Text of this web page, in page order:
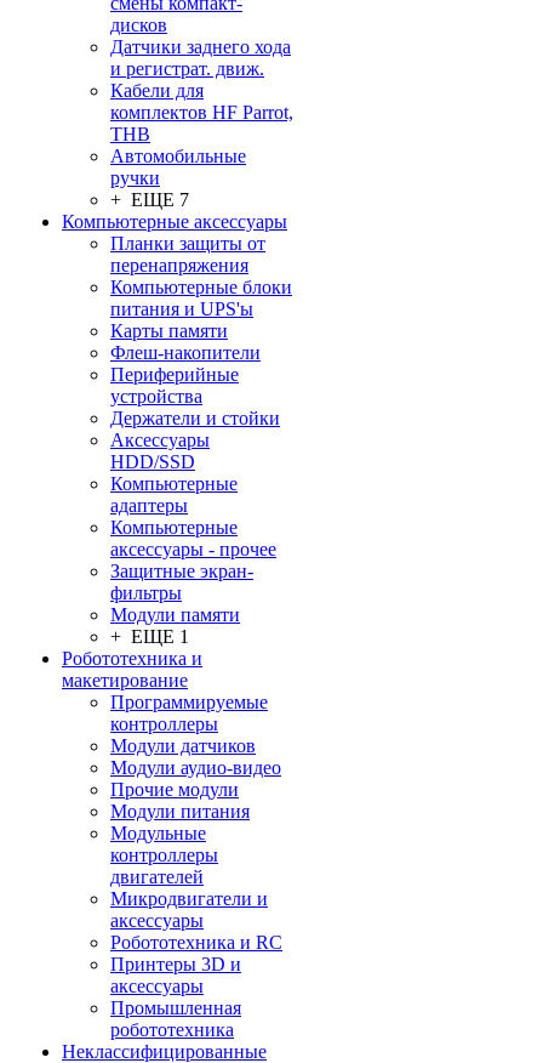
дисков
Датчики заднего хода
и регистрат. движ.
Кабели для
комплектов HF Parrot,
THB
Автомобильные
ручки
+ ЕЩЕ 7
Компьютерные аксессуары
Планки защиты от
перенапряжения
Компьютерные блоки
питания и UPS'ы
Карты памяти
Флеш-накопители
Периферийные
устройства
Держатели и стойки
Аксессуары
HDD/SSD
Компьютерные
адаптеры
Компьютерные
аксессуары - прочее
Защитные экран-
фильтры
Модули памяти
+ ЕЩЕ 1
Робототехника и
макетирование
Программируемые
контроллеры
Модули датчиков
Модули аудио-видео
Прочие модули
Модули питания
Модульные
контроллеры
двигателей
Микродвигатели и
аксессуары
Робототехника и RC
Принтеры 3D и
аксессуары
Промышленная
робототехника
Неклассифицированные